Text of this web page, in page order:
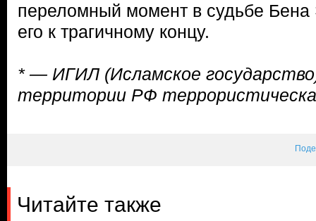
переломный момент в судьбе Бена
его к трагичному концу.
* — ИГИЛ (Исламское
территории РФ
Читайте также